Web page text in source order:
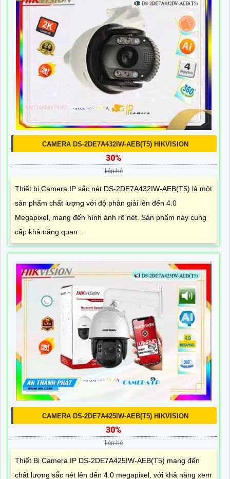
CAMERA DS-2DE7A432IW-AEB(T5) HIKVISION
30%
liên hệ
Thiết bị Camera IP sắc nét DS-2DE7A432IW-AEB(T5) là một
sản phẩm chất lượng với độ phân giải lên đến 4.0
Megapixel, mang đến hình ảnh rõ nét. Sản phẩm này cung
cấp khả năng quan...
CAMERA DS-2DE7A425IW-AEB(T5) HIKVISION
30%
liên hệ
Thiết Bị Camera IP DS-2DE7A425IW-AEB(T5) mang đến
chất lượng sắc nét lên đến 4.0 megapixel, với khả năng xem